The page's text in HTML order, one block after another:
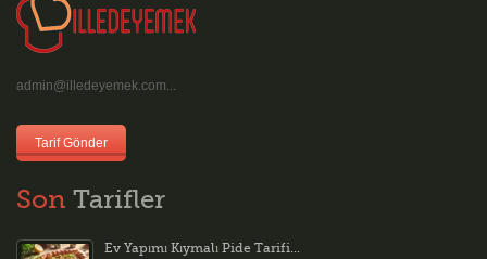
admin@illedeyemek.com...
Tarif Gönder
Son Tarifler
Ev Yapımı Kıymalı Pide Tarifi...